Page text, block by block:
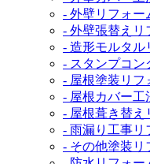
- 外壁リフォー
- 外壁張替えリ
- 造形モルタル
- スタンプコン
- 屋根塗装リフ
- 屋根カバー工
- 屋根葺き替え
- 雨漏り工事リ
- その他塗装リ